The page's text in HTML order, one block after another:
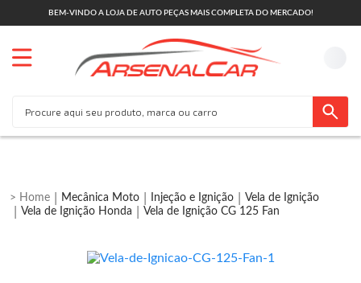
BEM-VINDO A LOJA DE AUTO PEÇAS MAIS COMPLETA DO MERCADO!
Mecânica Moto Injeção e Ignição
Vela de Ignição
Vela de Ignição Honda
Vela de Ignição CG 125 Fan